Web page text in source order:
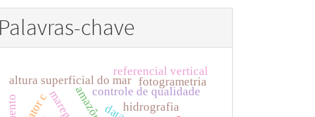
Palavras-chave
altura superficial do mar
controle de qualidade
referencial vertical
hidrografia
fotogrametria
fator c